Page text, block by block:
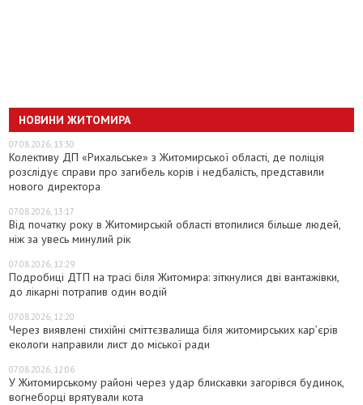
НОВИНИ ЖИТОМИРА
07.08.2026, 13:30
Колективу ДП «Рихальське» з Житомирської області, де поліція
розслідує справи про загибель корів і недбалість, представили
нового директора
07.08.2026, 13:17
Від початку року в Житомирській області втопилися більше людей,
ніж за увесь минулий рік
07.08.2026, 12:29
Подробиці ДТП на трасі біля Житомира: зіткнулися дві вантажівки,
до лікарні потрапив один водій
07.08.2026, 12:20
Через виявлені стихійні сміттєзвалища біля житомирських кар’єрів
екологи направили лист до міської ради
07.08.2026, 12:06
У Житомирському районі через удар блискавки загорівся будинок,
вогнеборці врятували кота